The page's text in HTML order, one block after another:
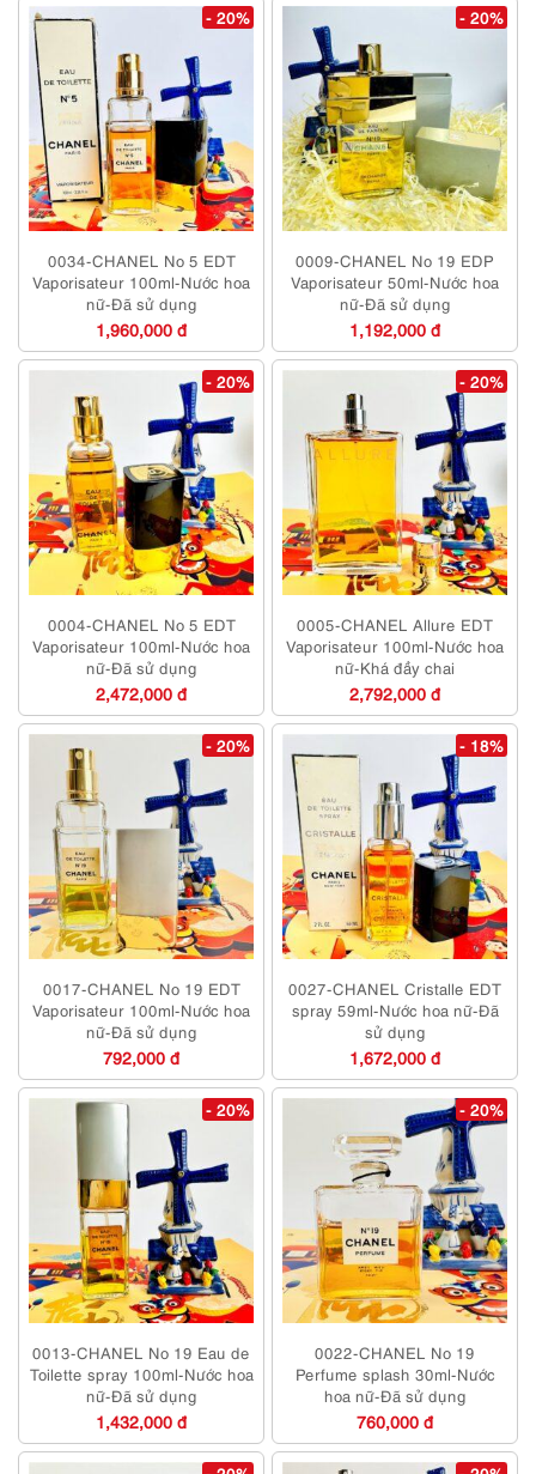
- 20%
0034-CHANEL No 5 EDT
Vaporisateur 100ml-Nước hoa
nữ-Đã sử dụng
1,960,000 đ
- 20%
0009-CHANEL No 19 EDP
Vaporisateur 50ml-Nước hoa
nữ-Đã sử dụng
1,192,000 đ
- 20%
0004-CHANEL No 5 EDT
Vaporisateur 100ml-Nước hoa
nữ-Đã sử dụng
2,472,000 đ
- 20%
0005-CHANEL Allure EDT
Vaporisateur 100ml-Nước hoa
nữ-Khá đầy chai
2,792,000 đ
- 20%
0017-CHANEL No 19 EDT
Vaporisateur 100ml-Nước hoa
nữ-Đã sử dụng
792,000 đ
- 18%
0027-CHANEL Cristalle EDT
spray 59ml-Nước hoa nữ-Đã
sử dụng
1,672,000 đ
- 20%
0013-CHANEL No 19 Eau de
Toilette spray 100ml-Nước hoa
nữ-Đã sử dụng
1,432,000 đ
- 20%
0022-CHANEL No 19
Perfume splash 30ml-Nước
hoa nữ-Đã sử dụng
760,000 đ